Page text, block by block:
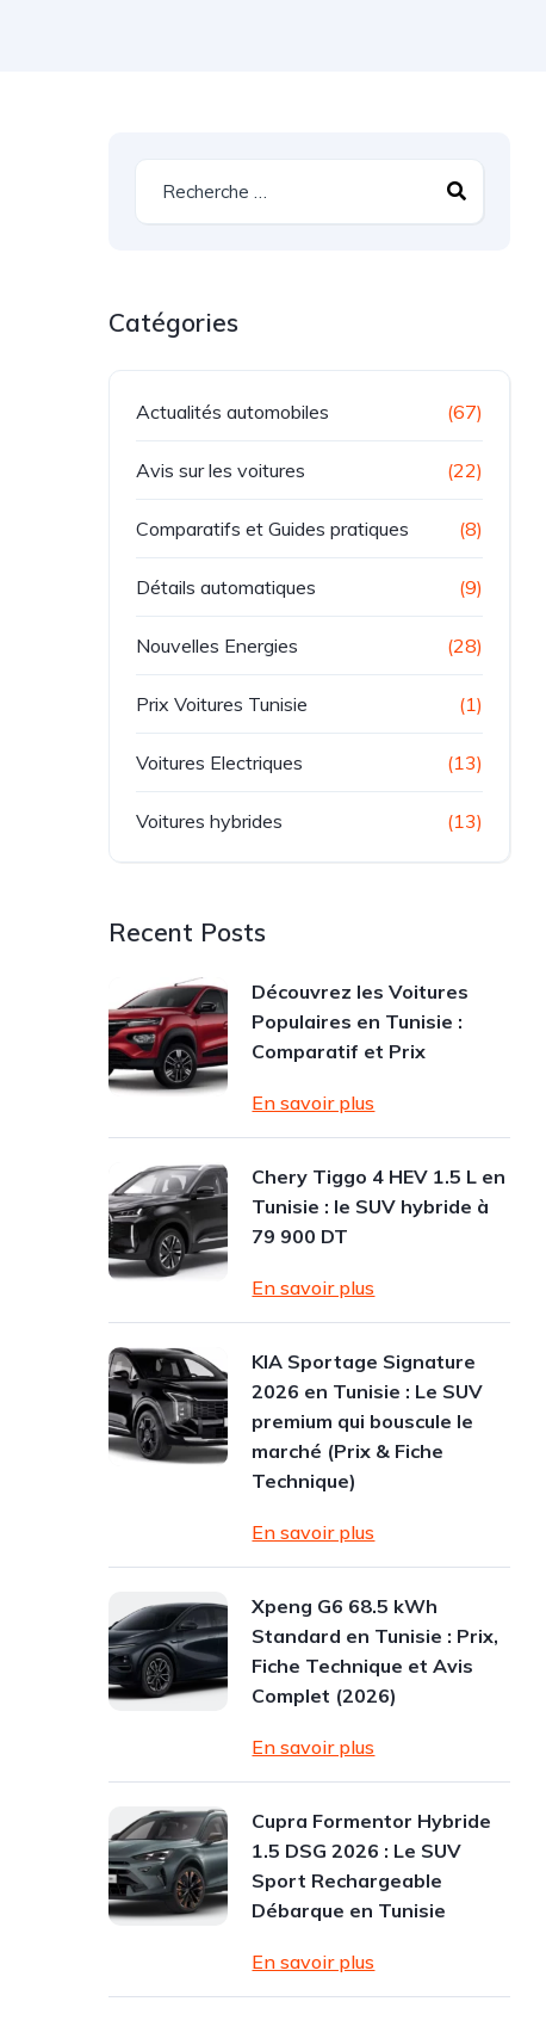
Catégories
Actualités automobiles (67)
Avis sur les voitures (22)
Comparatifs et Guides pratiques (8)
Détails automatiques (9)
Nouvelles Energies (28)
Prix Voitures Tunisie (1)
Voitures Electriques (13)
Voitures hybrides (13)
Recent Posts
Découvrez les Voitures
Populaires en Tunisie :
Comparatif et Prix
En savoir plus
Chery Tiggo 4 HEV 1.5 L en
Tunisie : le SUV hybride à
79 900 DT
En savoir plus
KIA Sportage Signature
2026 en Tunisie : Le SUV
premium qui bouscule le
marché (Prix & Fiche
Technique)
En savoir plus
Xpeng G6 68.5 kWh
Standard en Tunisie : Prix,
Fiche Technique et Avis
Complet (2026)
En savoir plus
Cupra Formentor Hybride
1.5 DSG 2026 : Le SUV
Sport Rechargeable
Débarque en Tunisie
En savoir plus